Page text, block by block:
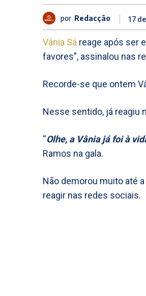
por Redacção 17
Vânia Sá reage após ser
favores”, assinalou nas
Recorde-se que ontem
Nesse sentido, já reagiu
“Olhe, a Vânia já foi à
Ramos na gala.
Não demorou muito até
reagir nas redes sociais.